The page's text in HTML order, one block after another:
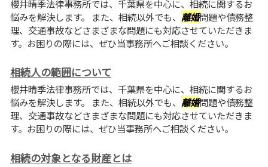
櫻井晴季法律事務所では、千葉県を中心に、相続に関するお
悩みを解決します。 また、相続以外でも、 離婚問題や債務整
理、交通事故などさまざまな問題にも対応させていただきま
す。お困りの際には、ぜひ当事務所へご相談ください。
相続人の範囲について
櫻井晴季法律事務所では、千葉県を中心に、相続に関するお
悩みを解決します。 また、相続以外でも、 離婚問題や債務整
理、交通事故などさまざまな問題にも対応させていただきま
す。お困りの際には、ぜひ当事務所へご相談ください。
相続の対象となる財産とは